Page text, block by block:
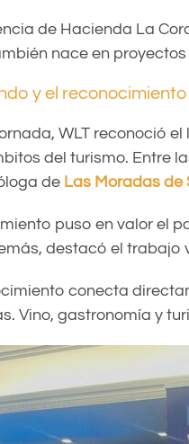
de Hacienda La
nace en
y el
WLT reconoció
del turismo. Entre
de Las Moradas de
puso en valor el
destacó el trabajo
conecta
Vino, gastronomía y